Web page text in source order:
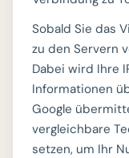
Sobald Sie das
zu den Servern
Dabei wird Ihre
Informationen
Google
vergleichbare
setzen, um Ihr